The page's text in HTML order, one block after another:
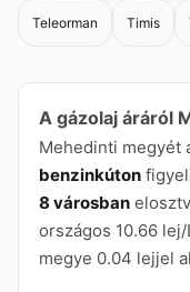
Teleorman Timis
A gázolaj áráról
Mehedinti megyét
benzinkúton
8 városban
országos 10.66
megye 0.04 lejjel